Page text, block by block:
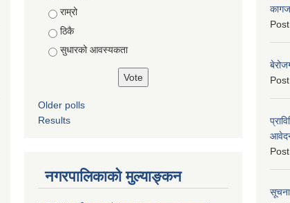
राम्रो
ठिकै
सुधारको आवस्यकता
Older polls
Results
नगरपालिकाको मुल्याङ्कन